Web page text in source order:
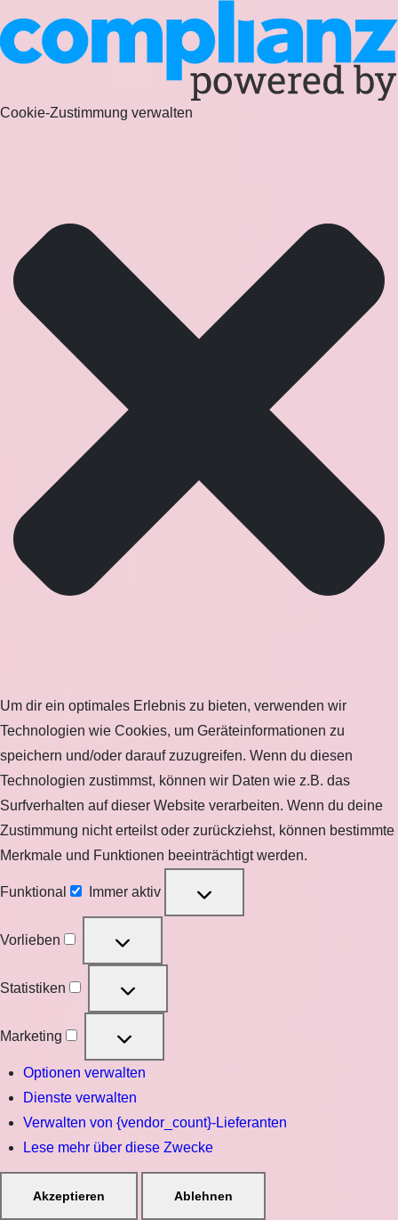
Cookie-Zustimmung verwalten
Um dir ein optimales Erlebnis zu bieten, verwenden wir
Technologien wie Cookies, um Geräteinformationen zu
speichern und/oder darauf zuzugreifen. Wenn du diesen
Technologien zustimmst, können wir Daten wie z.B. das
Surfverhalten auf dieser Website verarbeiten. Wenn du deine
Zustimmung nicht erteilst oder zurückziehst, können bestimmte
Merkmale und Funktionen beeinträchtigt werden.
Funktional
Immer aktiv
Vorlieben
Statistiken
Marketing
Optionen verwalten
Dienste verwalten
Verwalten von {vendor_count}-Lieferanten
Lese mehr über diese Zwecke
Akzeptieren Ablehnen